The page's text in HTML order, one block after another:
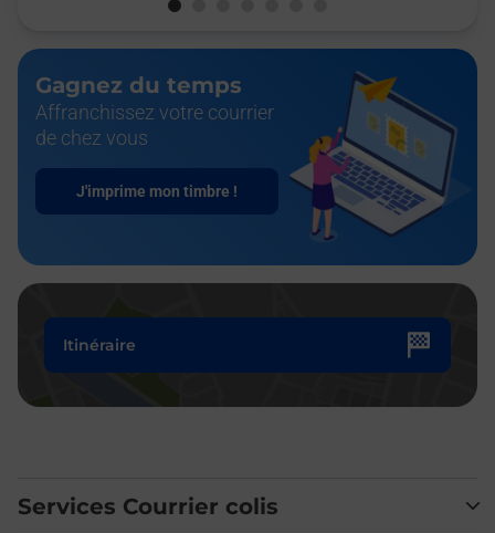
Gagnez du temps
Affranchissez votre courrier
de chez vous
J'imprime mon timbre !
Itinéraire
Services Courrier colis